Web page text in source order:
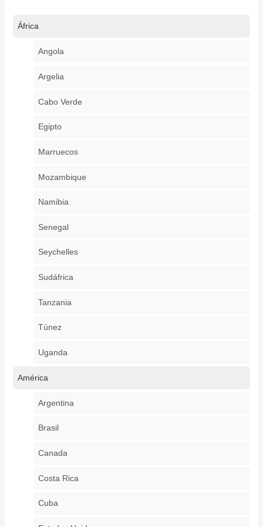
África
Angola
Argelia
Cabo Verde
Egipto
Marruecos
Mozambique
Namibia
Senegal
Seychelles
Sudáfrica
Tanzania
Túnez
Uganda
América
Argentina
Brasil
Canada
Costa Rica
Cuba